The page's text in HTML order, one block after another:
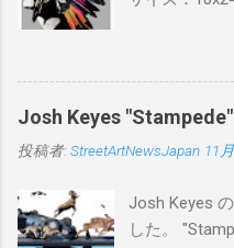
ドフィニッ
25）$125 購
Josh Keyes
投稿者: StreetArtNewsJapan 11
Josh Keyes
した。